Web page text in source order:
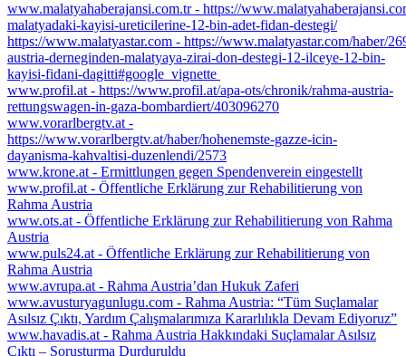
www.malatyahaberajansi.com.tr - https://
malatyadaki-kayisi-ureticilerine-12-bin-adet-fidan-destegi/
https://www.malatyastar.com - https://www.malatyastar.com/haber/
austria-derneginden-malatyaya-zirai-don-destegi-12-ilceye-12-bin-
kayisi-fidani-dagitti#google_vignette
www.profil.at - https://www.profil.at/apa-ots/chronik/rahma-austria-
rettungswagen-in-gaza-bombardiert/403096270
www.vorarlbergtv.at -
https://www.vorarlbergtv.at/haber/hohenemste-gazze-icin-
dayanisma-kahvaltisi-duzenlendi/2573
www.krone.at - Ermittlungen gegen Spendenverein eingestellt
www.profil.at - Öffentliche Erklärung zur Rehabilitierung von
Rahma Austria
www.ots.at - Öffentliche Erklärung zur Rehabilitierung von Rahma
Austria
www.puls24.at - Öffentliche Erklärung zur Rehabilitierung von
Rahma Austria
www.avrupa.at - Rahma Austria’dan Hukuk Zaferi
www.avusturyagunlugu.com - Rahma Austria: “Tüm Suçlamalar
Asılsız Çıktı, Yardım Çalışmalarımıza Kararlılıkla Devam Ediyoruz”
www.havadis.at - Rahma Austria Hakkındaki Suçlamalar Asılsız
Çıktı – Soruşturma Durduruldu